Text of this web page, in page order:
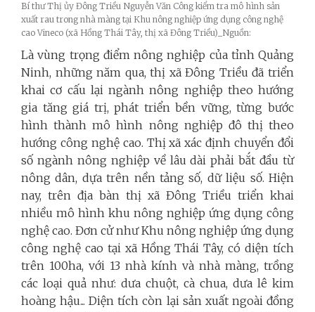
Bí thư Thị ủy Đông Triều Nguyễn Văn Công kiểm tra mô hình sản
xuất rau trong nhà màng tại Khu nông nghiệp ứng dụng công nghệ
cao Vineco (xã Hồng Thái Tây, thị xã Đông Triều)_Nguồn:
Là vùng trọng điểm nông nghiệp của tỉnh Quảng
Ninh, những năm qua, thị xã Đông Triều đã triển
khai cơ cấu lại ngành nông nghiệp theo hướng
gia tăng giá trị, phát triển bền vững, từng bước
hình thành mô hình nông nghiệp đô thị theo
hướng công nghệ cao. Thị xã xác định chuyển đổi
số ngành nông nghiệp về lâu dài phải bắt đầu từ
nông dân, dựa trên nền tảng số, dữ liệu số. Hiện
nay, trên địa bàn thị xã Đông Triều triển khai
nhiều mô hình khu nông nghiệp ứng dụng công
nghệ cao. Đơn cử như Khu nông nghiệp ứng dụng
công nghệ cao tại xã Hồng Thái Tây, có diện tích
trên 100ha, với 13 nhà kính và nhà màng, trồng
các loại quả như: dưa chuột, cà chua, dưa lê kim
hoàng hậu... Diện tích còn lại sản xuất ngoài đồng